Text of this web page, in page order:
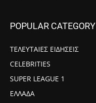
POPULAR CATEGORY
ΤΕΛΕΥΤΑΙΕΣ ΕΙΔΗΣΕΙΣ
CELEBRITIES
SUPER LEAGUE 1
ΕΛΛΑΔΑ